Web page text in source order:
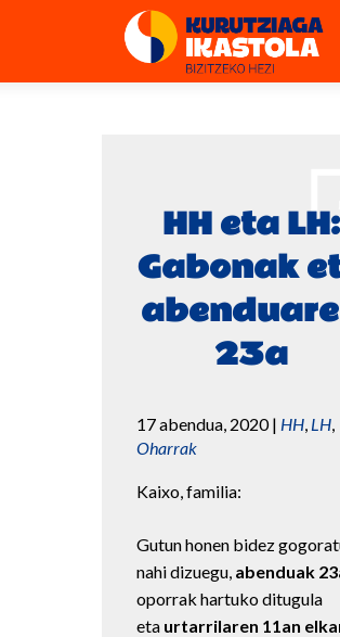
HH eta LH:
Gabonak
23a
17 abendua, 2020| HH, LH,
Oharrak
Kaixo, familia:
Gutun honen bidez
nahi dizuegu, abenduak
oporrak hartuko ditugula
eta urtarrilaren 11an